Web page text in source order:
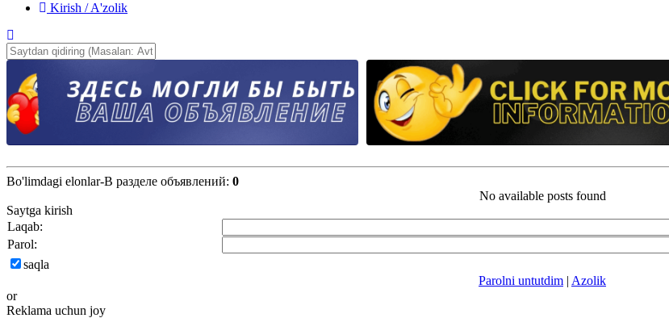
Kirish / A'zolik
Bo'limdagi elonlar-В разделе объявлений: 0
No available posts found
Saytga kirish
Laqab:
Parol:
saqla
Parolni untutdim | Azolik
or
Reklama uchun joy